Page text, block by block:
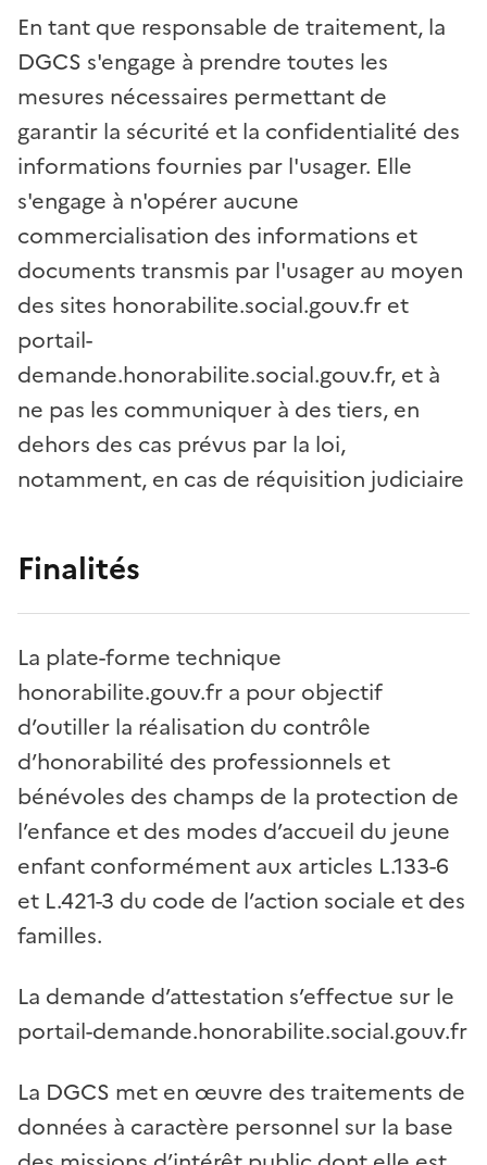
En tant que responsable de traitement, la
DGCS s'engage à prendre toutes les
mesures nécessaires permettant de
garantir la sécurité et la confidentialité des
informations fournies par l'usager. Elle
s'engage à n'opérer aucune
commercialisation des informations et
documents transmis par l'usager au moyen
des sites honorabilite.social.gouv.fr et
portail-
demande.honorabilite.social.gouv.fr, et à
ne pas les communiquer à des tiers, en
dehors des cas prévus par la loi,
notamment, en cas de réquisition judiciaire
Finalités
La plate-forme technique
honorabilite.gouv.fr a pour objectif
d’outiller la réalisation du contrôle
d’honorabilité des professionnels et
bénévoles des champs de la protection de
l’enfance et des modes d’accueil du jeune
enfant conformément aux articles L.133-6
et L.421-3 du code de l’action sociale et des
familles.
La demande d’attestation s’effectue sur le
portail-demande.honorabilite.social.gouv.fr
La DGCS met en œuvre des traitements de
données à caractère personnel sur la base